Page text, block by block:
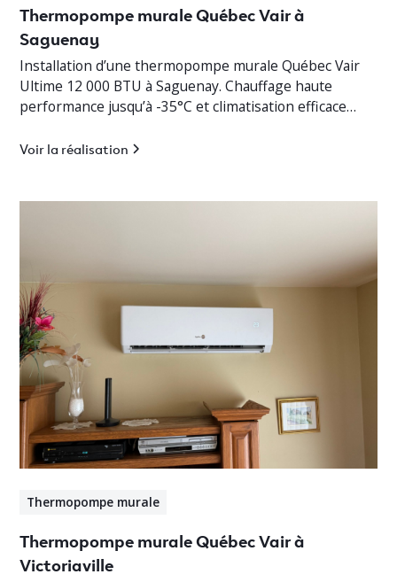
Thermopompe murale Québec Vair à
Saguenay
Installation d’une thermopompe murale Québec Vair
Ultime 12 000 BTU à Saguenay. Chauffage haute
performance jusqu’à -35°C et climatisation efficace
Voir la réalisation
Thermopompe murale
Thermopompe murale Québec Vair à
Victoriaville